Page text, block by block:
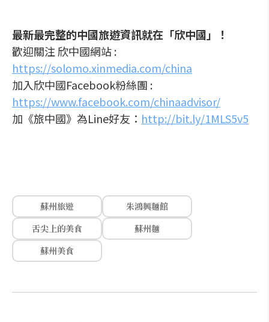
最新最完整的中國旅遊資訊就在「欣中國」！
歡迎關注 欣中國網站 :
https://solomo.xinmedia.com/china
加入欣中國Facebook粉絲團 :
https://www.facebook.com/chinaadvisor/
加《旅中國》為Line好友： http://bit.ly/1MLS5v5
蘇州旅遊
朱鴻興麵館
舌尖上的美食
蘇州麵
蘇州美食